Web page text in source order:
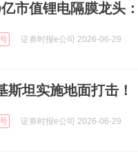
市值锂电隔膜龙头
证券时报e公司 2026-06-29
斯坦实施地面打击！
证券时报e公司 2026-06-29